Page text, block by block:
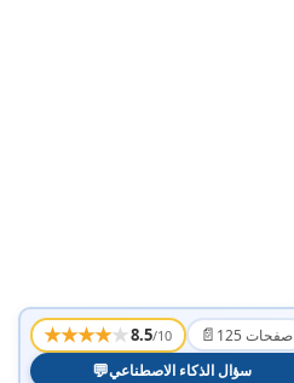
★★★★★8.5/10 📄 125 صفحات
💬سؤال الذكاء الاصطناعي